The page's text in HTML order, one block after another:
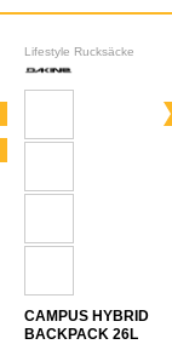
Lifestyle Rucksäcke
CAMPUS HYBRID
BACKPACK 26L